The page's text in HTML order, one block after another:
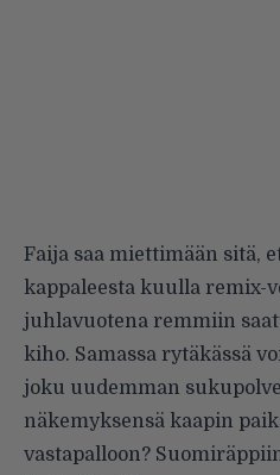
Faija saa miettimään sitä,
kappaleesta kuulla remix-
juhlavuotena remmiin
kiho. Samassa rytäkässä
joku uudemman
näkemyksensä kaapin
vastapalloon?